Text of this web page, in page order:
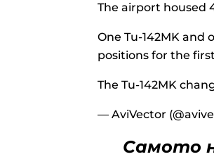
The airport housed
One Tu-142MK and
positions for the
The Tu-142MK
— AviVector
Самото